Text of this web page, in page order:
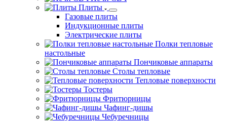
Плиты
Газовые плиты
Индукционные плиты
Электрические плиты
Полки тепловые
настольные
Пончиковые аппараты
Столы тепловые
Тепловые поверхности
Тостеры
Фритюрницы
Чафинг-дишы
Чебуречницы